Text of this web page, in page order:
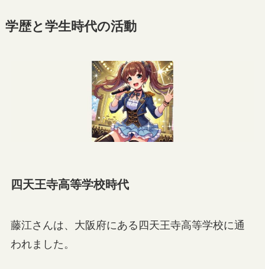
学歴と学生時代の活動
四天王寺高等学校時代
藤江さんは、大阪府にある四天王寺高等学校に通
われました。